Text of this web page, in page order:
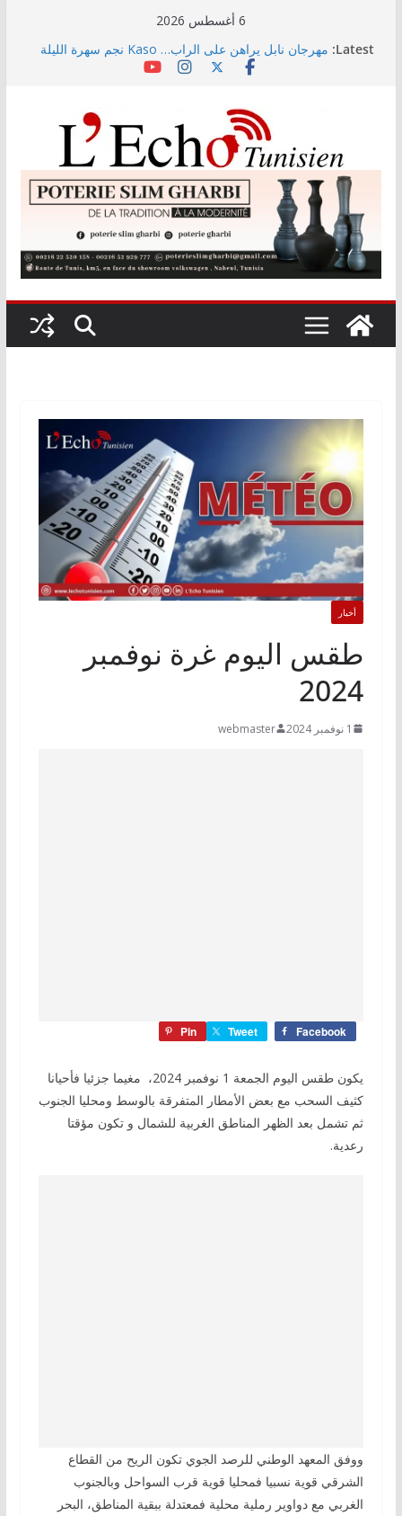
6 أغسطس 2026
Latest: مهرجان نابل يراهن على الراب… Kaso نجم سهرة الليلة
المعهد الوطني للإحصاء: تراجع نسبة التضخم خلال شهر
جدل حول دور عمادة المهندسين في تقييم الجامعات
الخاصة… والطالب يبقى المتضرر الأكبر (فيديو)
حجز 1926 قطعة من المواد المدرسية خلال السداسي
الأول لسنة 2026
أخبار
طقس اليوم غرة نوفمبر
2024
1 نوفمبر 2024 webmaster
Facebook
Tweet
Pin
يكون طقس اليوم الجمعة 1 نوفمبر 2024، مغيما جزئيا فأحيانا
كثيف السحب مع بعض الأمطار المتفرقة بالوسط ومحليا الجنوب
ثم تشمل بعد الظهر المناطق الغربية للشمال و تكون مؤقتا
رعدية.
ووفق المعهد الوطني للرصد الجوي تكون الريح من القطاع
الشرقي قوية نسبيا فمحليا قوية قرب السواحل وبالجنوب
الغربي مع دواوير رملية محلية فمعتدلة ببقية المناطق، البحر